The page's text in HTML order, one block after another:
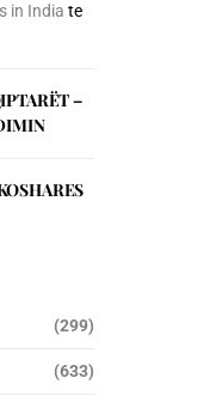
in India te
–
(299)
(633)